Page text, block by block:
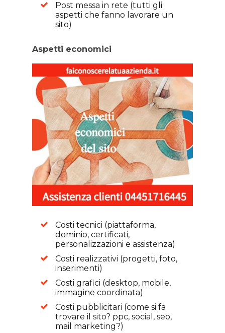
Post messa in rete (tutti gli
aspetti che fanno lavorare un
sito)
Aspetti economici
Costi tecnici (piattaforma,
dominio, certificati,
personalizzazioni e assistenza)
Costi realizzativi (progetti, foto,
inserimenti)
Costi grafici (desktop, mobile,
immagine coordinata)
Costi pubblicitari (come si fa
trovare il sito? ppc, social, seo,
mail marketing?)